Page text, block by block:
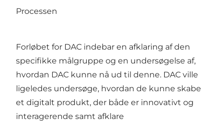
Processen
Forløbet for DAC indebar en afklaring af den
specifikke målgruppe og en undersøgelse af,
hvordan DAC kunne nå ud til denne. DAC ville
ligeledes undersøge, hvordan de kunne skabe
et digitalt produkt, der både er innovativt og
interagerende samt afklare